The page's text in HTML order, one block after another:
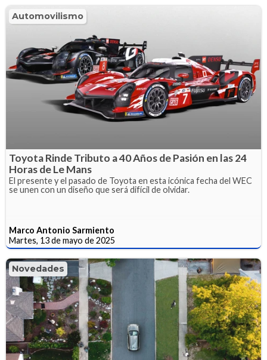
Automovilismo
Toyota Rinde Tributo a 40 Años de Pasión en las 24
Horas de Le Mans
El presente y el pasado de Toyota en esta icónica fecha del WEC
se unen con un diseño que será difícil de olvidar.
Marco Antonio Sarmiento
Martes, 13 de mayo de 2025
Novedades